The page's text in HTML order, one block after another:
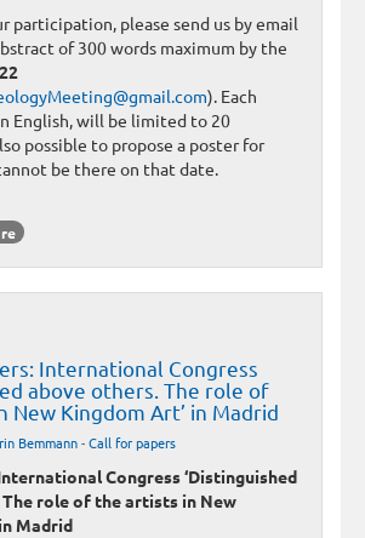
participation, please send us by email
of 300 words maximum by the
). Each
English, will be limited to 20
possible to propose a poster for
be there on that date.
International Congress
above others. The role of
New Kingdom Art’ in Madrid
Bemmann-Call for papers
Congress ‘Distinguished
role of the artists in New
Madrid